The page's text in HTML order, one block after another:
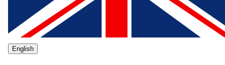
English